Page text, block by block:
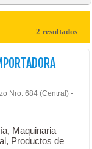
2 resultados
Nro. 684 (Central) -
Maquinaria
Productos de